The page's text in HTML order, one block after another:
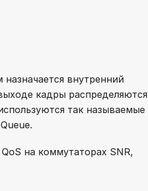
внутренний
кадры распределяются
так называемые
на коммутаторах SNR,